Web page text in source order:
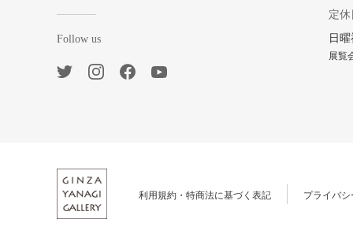
Follow us
定休
日
展覧
利用規約・特商法に基づく表記 プライバ